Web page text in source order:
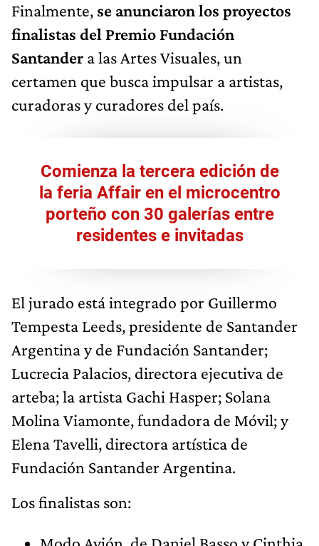
Finalmente, se anunciaron los proyectos
finalistas del Premio Fundación
Santander a las Artes Visuales, un
certamen que busca impulsar a artistas,
curadoras y curadores del país.
Comienza la tercera edición de
la feria Affair en el microcentro
porteño con 30 galerías entre
residentes e invitadas
El jurado está integrado por Guillermo
Tempesta Leeds, presidente de Santander
Argentina y de Fundación Santander;
Lucrecia Palacios, directora ejecutiva de
arteba; la artista Gachi Hasper; Solana
Molina Viamonte, fundadora de Móvil; y
Elena Tavelli, directora artística de
Fundación Santander Argentina.
Los finalistas son: